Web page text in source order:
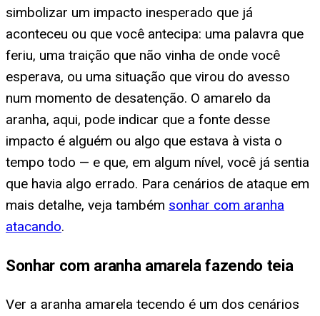
simbolizar um impacto inesperado que já
aconteceu ou que você antecipa: uma palavra que
feriu, uma traição que não vinha de onde você
esperava, ou uma situação que virou do avesso
num momento de desatenção. O amarelo da
aranha, aqui, pode indicar que a fonte desse
impacto é alguém ou algo que estava à vista o
tempo todo — e que, em algum nível, você já sentia
que havia algo errado. Para cenários de ataque em
mais detalhe, veja também sonhar com aranha
atacando.
Sonhar com aranha amarela fazendo teia
Ver a aranha amarela tecendo é um dos cenários